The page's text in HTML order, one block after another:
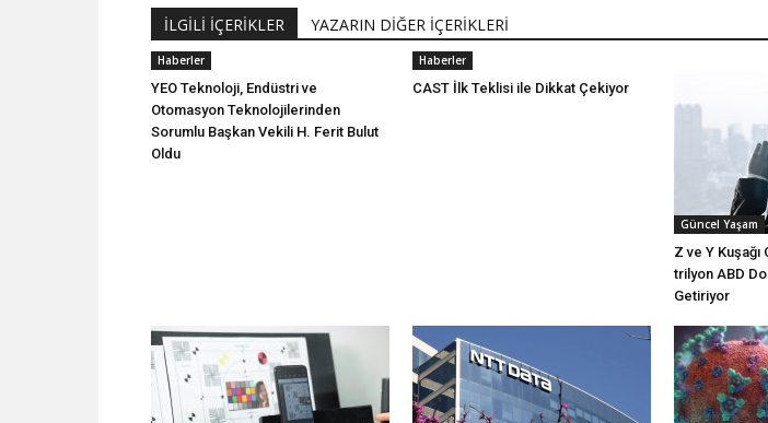
İLGİLİ İÇERİKLER YAZARIN DİĞER İÇERİKLERİ
Haberler
YEO Teknoloji, Endüstri ve
Otomasyon Teknolojilerinden
Sorumlu Başkan Vekili H. Ferit Bulut
Oldu
Haberler
CAST İlk Teklisi ile Dikkat Çekiyor
Güncel Yaşam
Z ve Y Kuşağı
trilyon ABD
Getiriyor